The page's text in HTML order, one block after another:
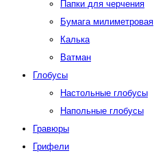
Папки для черчения
Бумага милиметровая
Калька
Ватман
Глобусы
Настольные глобусы
Напольные глобусы
Гравюры
Грифели